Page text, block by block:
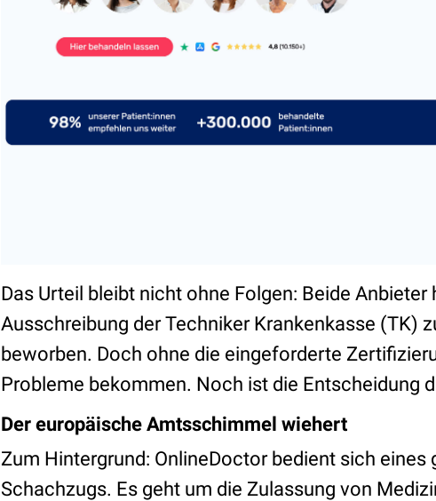
Das Urteil bleibt nicht ohne Folgen: Beide Anbieter
Ausschreibung der Techniker Krankenkasse (TK)
beworben. Doch ohne die eingeforderte
Probleme bekommen. Noch ist die Entscheidung
Der europäische Amtsschimmel wiehert
Zum Hintergrund: OnlineDoctor bedient sich
Schachzugs. Es geht um die Zulassung von